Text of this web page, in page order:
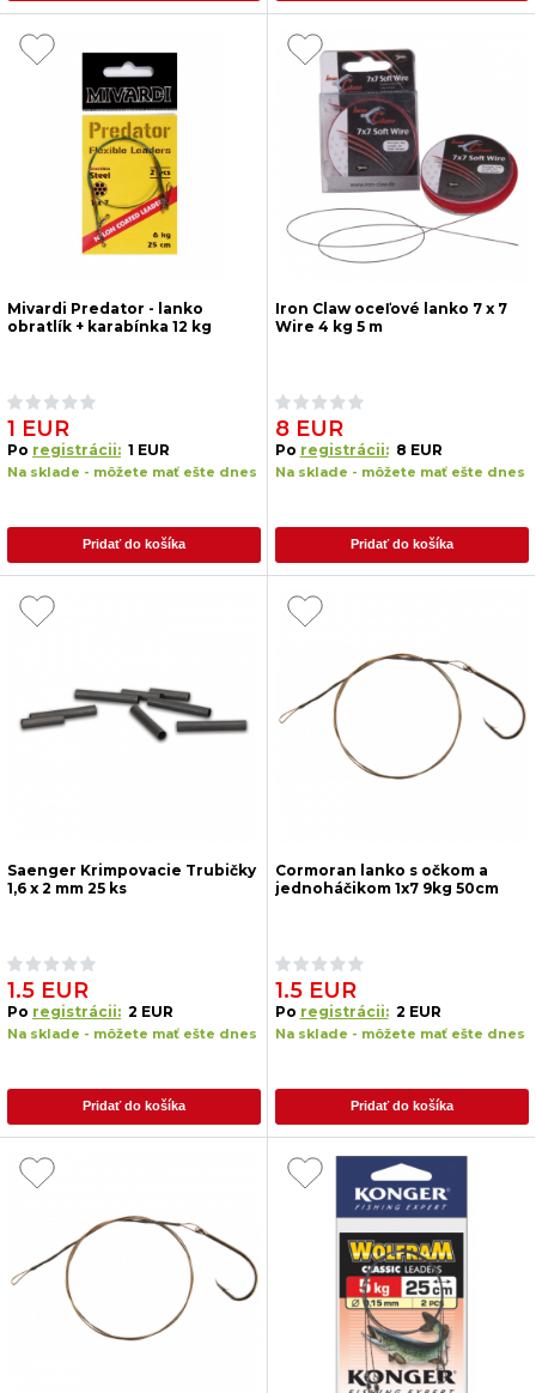
Mivardi Predator - lanko
obratlík + karabínka 12 kg
1 EUR
Po registrácii: 1 EUR
Na sklade - môžete mať ešte dnes
Pridať do košíka
Iron Claw oceľové lanko 7 x 7
Wire 4 kg 5 m
8 EUR
Po registrácii: 8 EUR
Na sklade - môžete mať ešte dnes
Pridať do košíka
Saenger Krimpovacie Trubičky
1,6 x 2 mm 25 ks
1.5 EUR
Po registrácii: 2 EUR
Na sklade - môžete mať ešte dnes
Pridať do košíka
Cormoran lanko s očkom a
jednoháčikom 1x7 9kg 50cm
1.5 EUR
Po registrácii: 2 EUR
Na sklade - môžete mať ešte dnes
Pridať do košíka